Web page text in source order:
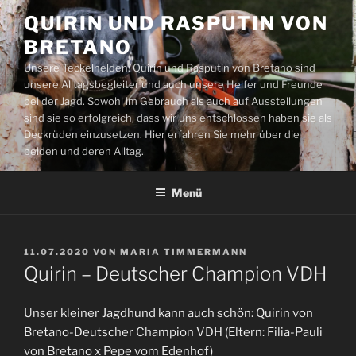
Zum
Inhalt
springen
QUIRIN UND RASPUTIN VON
BRETANO
Unsere Teckelhelden: Quirin und Rasputin von Bretano sind
unsere Alltagsbegleiter und auch unsere Helfer und Freunde
bei der Jagd. Sowohl im Gebrauch als auch auf Ausstellungen
sind sie so erfolgreich, dass wir uns entschlossen haben sie als
Deckrüden einzusetzen. Hier erfahren Sie mehr über die
beiden und deren Alltag.
Menü
VERÖFFENTLICHT
AM
11.07.2020 VON MARIA TIMMERMANN
Quirin – Deutscher Champion VDH
Unser kleiner Jagdhund kann auch schön: Quirin von
Bretano-Deutscher Champion VDH (Eltern: Filia-Pauli
von Bretano x Pepe vom Edenhof)